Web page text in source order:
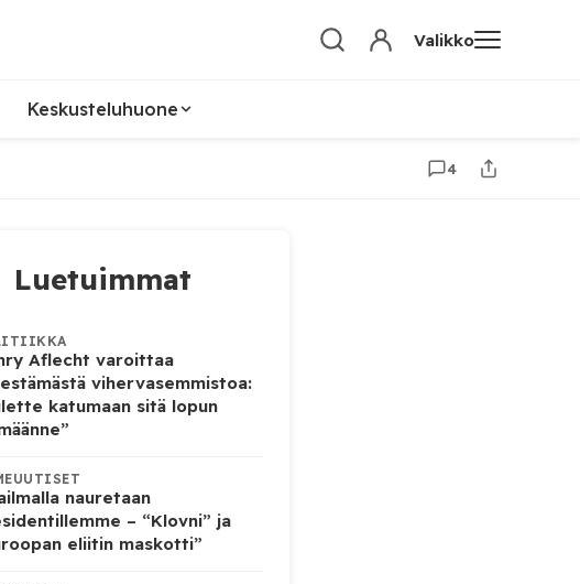
Valikko
Keskusteluhuone
4
Luetuimmat
Aflecht varoittaa
vihervasemmistoa:
katumaan sitä lopun
nauretaan
– “Klovni” ja
eliitin maskotti”